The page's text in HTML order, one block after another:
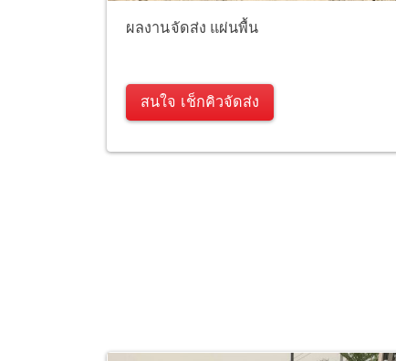
ผลงานจัดส่ง แผ่นพื้น
สนใจ เช็กคิวจัดส่ง